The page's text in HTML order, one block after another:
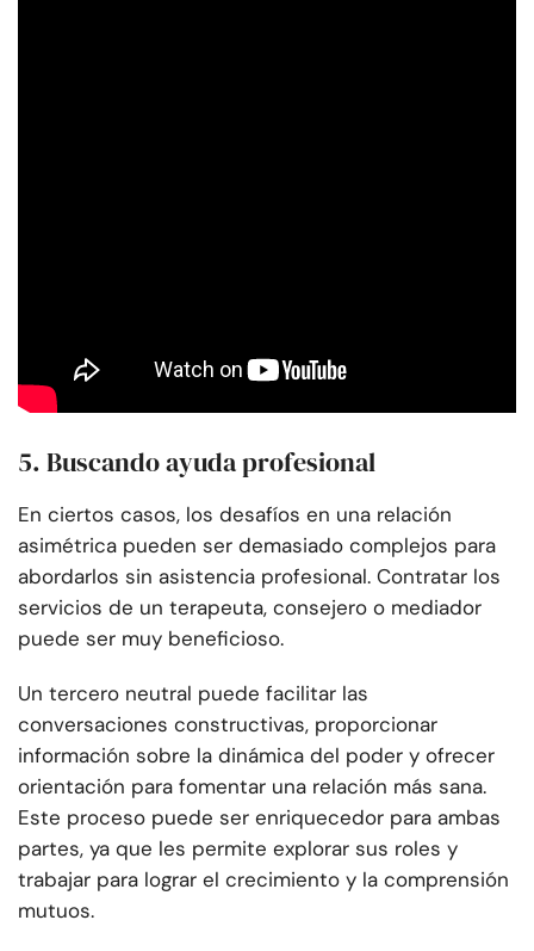
5. Buscando ayuda profesional
En ciertos casos, los desafíos en una relación
asimétrica pueden ser demasiado complejos para
abordarlos sin asistencia profesional. Contratar los
servicios de un terapeuta, consejero o mediador
puede ser muy beneficioso.
Un tercero neutral puede facilitar las
conversaciones constructivas, proporcionar
información sobre la dinámica del poder y ofrecer
orientación para fomentar una relación más sana.
Este proceso puede ser enriquecedor para ambas
partes, ya que les permite explorar sus roles y
trabajar para lograr el crecimiento y la comprensión
mutuos.